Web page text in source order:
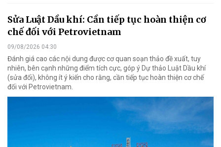
Sửa Luật Dầu khí: Cần tiếp tục hoàn thiện cơ
chế đối với Petrovietnam
09/08/2026 04:30
Đánh giá cao các nội dung được cơ quan soạn thảo đề xuất, tuy
nhiên, bên cạnh những điểm tích cực, góp ý Dự thảo Luật Dầu khí
(sửa đổi), không ít ý kiến cho rằng, cần tiếp tục hoàn thiện cơ chế
đối với Petrovietnam.